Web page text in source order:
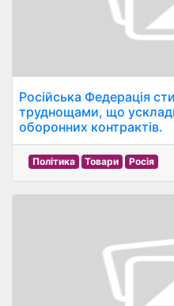
Російська Федерація
труднощами, що
оборонних контрактів.
Політика Товари Росія